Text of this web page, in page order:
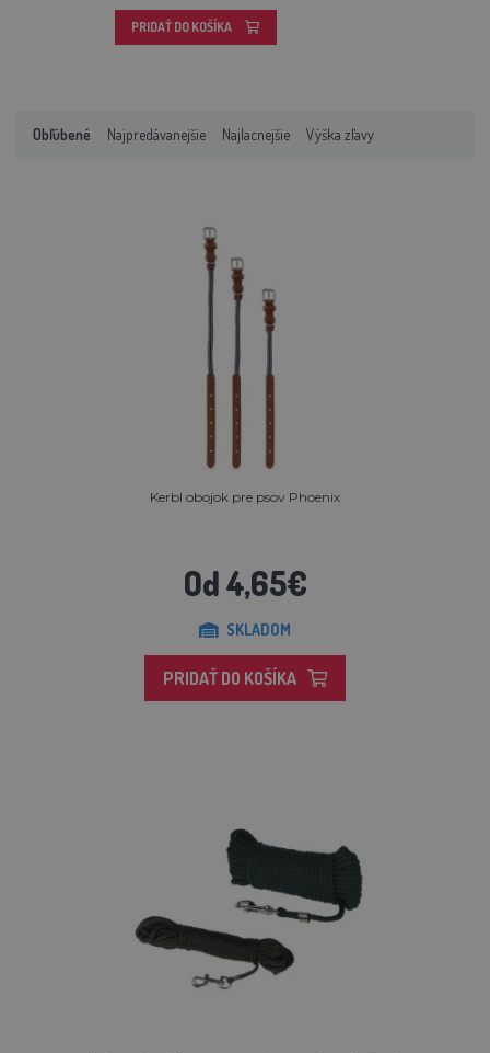
PRIDAŤ DO KOŠÍKA
Obľúbené Najpredávanejšie Najlacnejšie Výška zľavy
Kerbl obojok pre psov Phoenix
Od 4,65€
SKLADOM
PRIDAŤ DO KOŠÍKA